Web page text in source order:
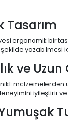
Tasarım
ergonomik bir
şekilde yazabilmesi
ve Uzun
malzemelerden
iyileştirir